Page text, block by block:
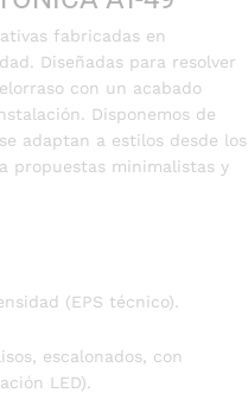
fabricadas en
Diseñadas para resolver
con un acabado
Disponemos de
adaptan a estilos desde los
propuestas minimalistas y
(EPS técnico).
escalonados, con
LED).